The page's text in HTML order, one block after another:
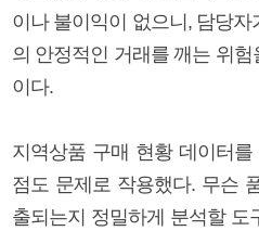
이나 불이익이 없으니, 담당
의 안정적인 거래를 깨는 위
이다.
지역상품 구매 현황 데이터
점도 문제로 작용했다. 무슨
출되는지 정밀하게 분석할 도